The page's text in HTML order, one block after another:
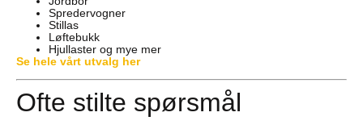
Spredervogner
Stillas
Løftebukk
Hjullaster og mye mer
Se hele vårt utvalg her
Ofte stilte spørsmål